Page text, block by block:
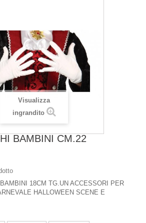
Visualizza
ingrandito
BAMBINI CM.22
18CM TG.UN ACCESSORI PER
HALLOWEEN SCENE E